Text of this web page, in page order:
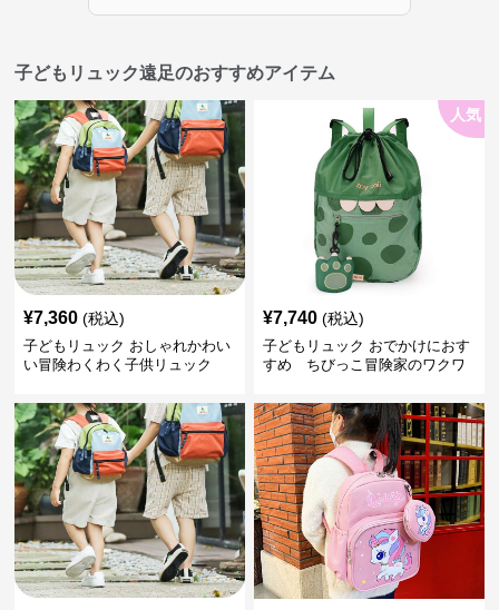
子どもリュック遠足のおすすめアイテム
¥7,360 (税込)
子どもリュック おしゃれかわい
い冒険わくわく子供リュック
人気
¥7,740 (税込)
子どもリュック おでかけにおす
すめ ちびっこ冒険家のワクワ